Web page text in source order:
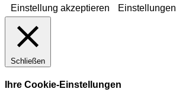
Einstellung akzeptieren
Einstellungen
Schließen
Ihre Cookie-Einstellungen